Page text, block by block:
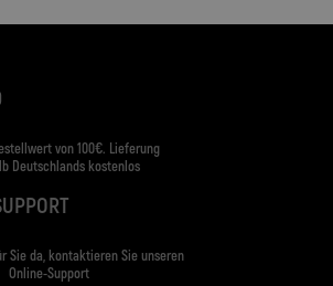
von 100€. Lieferung
Deutschlands kostenlos
Sie da, kontaktieren Sie unseren
Online-Support